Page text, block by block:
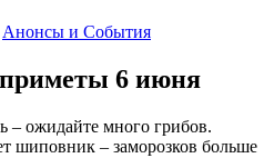
Анонсы и События
6 июня
– ожидайте много грибов.
шиповник – заморозков больше